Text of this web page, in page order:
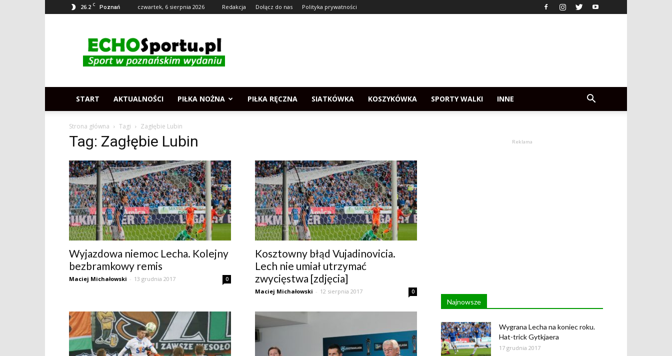
26.2 C Poznań czwartek, 6 sierpnia 2026 Redakcja Dołącz do nas Polityka prywatności
–
Sport
w
START AKTUALNOŚCI PIŁKA NOŻNA PIŁKA RĘCZNA SIATKÓWKA KOSZYKÓWKA SPORTY WALKI INNE
Strona główna Tagi Zagłębie Lubin
Tag: Zagłębie Lubin
Wyjazdowa niemoc Lecha. Kolejny
bezbramkowy remis
Maciej Michałowski - 13 grudnia 2017 0
Kosztowny błąd Vujadinovicia.
Lech nie umiał utrzymać
zwycięstwa [zdjęcia]
Maciej Michałowski - 12 sierpnia 2017 0
Reklama
Najnowsze
Wygrana Lecha na koniec roku.
Hat-trick Gytkjaera
17 grudnia 2017